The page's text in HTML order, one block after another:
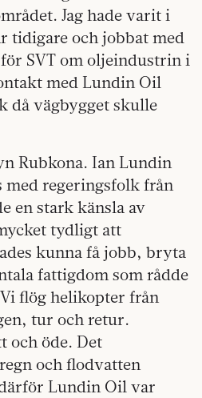
Jag hade varit i
tidigare och jobbat med
SVT om oljeindustrin i
med Lundin Oil
då vägbygget skulle
Rubkona. Ian Lundin
regeringsfolk från
en stark känsla av
tydligt att
kunna få jobb, bryta
fattigdom som rådde
flög helikopter från
tur och retur.
och öde. Det
och flodvatten
Lundin Oil var